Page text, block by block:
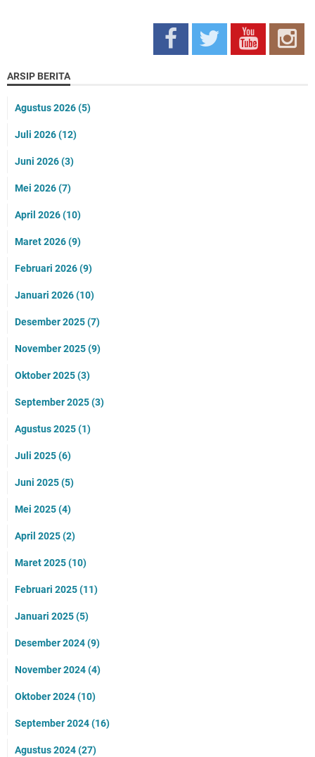
ARSIP BERITA
Agustus 2026(5)
Juli 2026(12)
Juni 2026(3)
Mei 2026(7)
April 2026(10)
Maret 2026(9)
Februari 2026(9)
Januari 2026(10)
Desember 2025(7)
November 2025(9)
Oktober 2025(3)
September 2025(3)
Agustus 2025(1)
Juli 2025(6)
Juni 2025(5)
Mei 2025(4)
April 2025(2)
Maret 2025(10)
Februari 2025(11)
Januari 2025(5)
Desember 2024(9)
November 2024(4)
Oktober 2024(10)
September 2024(16)
Agustus 2024(27)